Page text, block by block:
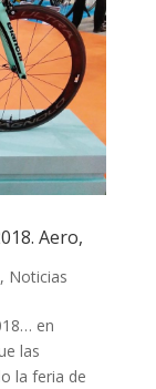
Aero,
, Noticias
en
las
la feria de